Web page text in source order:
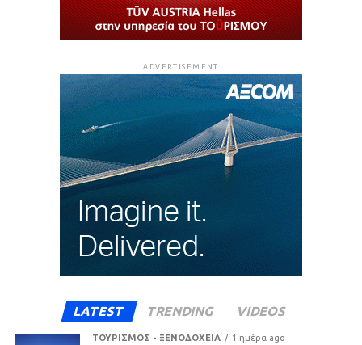
ADVERTISEMENT
LATEST TRENDING VIDEOS
ΤΟΥΡΙΣΜΟΣ - ΞΕΝΟΔΟΧΕΙΑ 1 ημέρα ago